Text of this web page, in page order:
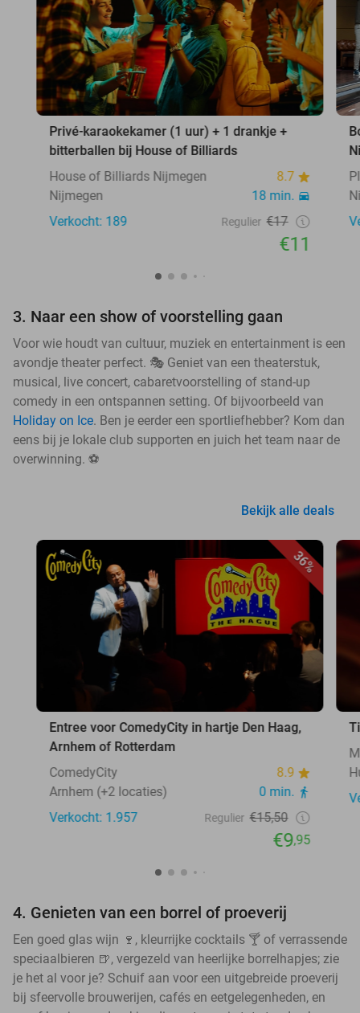
Privé-karaokekamer (1 uur) + 1 drankje +
bitterballen bij House of Billiards
House of Billiards Nijmegen
8.7
Nijmegen
18 min.
Verkocht: 189
Regulier €17
€11
3. Naar een show of voorstelling gaan
Voor wie houdt van cultuur, muziek en entertainment is een
avondje theater perfect. 🎭 Geniet van een theaterstuk,
musical, live concert, cabaretvoorstelling of stand-up
comedy in een ontspannen setting. Of bijvoorbeeld van
Holiday on Ice. Ben je eerder een sportliefhebber? Kom dan
eens bij je lokale club supporten en juich het team naar de
overwinning. ⚽
Bekijk alle deals
36%
Entree voor ComedyCity in hartje Den Haag,
Arnhem of Rotterdam
ComedyCity
8.9
Arnhem (+2 locaties)
0 min.
Verkocht: 1.957
Regulier €15,50
€9,95
4. Genieten van een borrel of proeverij
Een goed glas wijn 🍷, kleurrijke cocktails 🍸 of verrassende
speciaalbieren 🍺, vergezeld van heerlijke borrelhapjes; zie
je het al voor je? Schuif aan voor een uitgebreide proeverij
bij sfeervolle brouwerijen, cafés en eetgelegenheden, en